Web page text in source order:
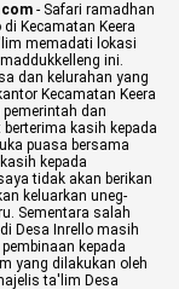
- Safari ramadhan
Kecamatan Keera
memadati lokasi
ini.
dan kelurahan yang
Kecamatan Keera
dan
kasih kepada
puasa bersama
kepada
tidak akan berikan
keluarkan uneg-
Sementara salah
Desa Inrello masih
kepada
yang dilakukan oleh
ta'lim Desa